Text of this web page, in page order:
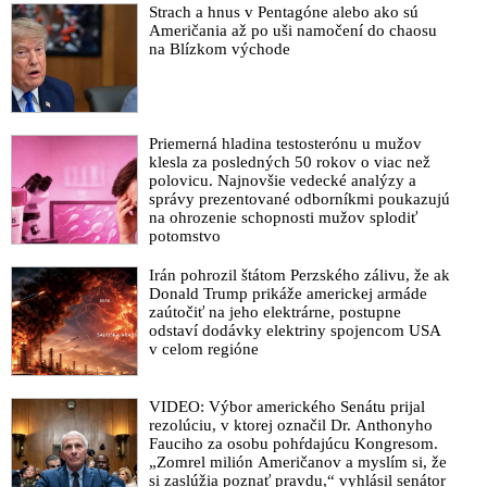
výsledky klinického testovania anticovidových injekcií od
Pfizeru a Moderny
VIDEO: Vládny splnomocnenec Kotlár položil SAV a ŠÚKL
vážne otázky týkajúce sa mRNA vakcín. Ľudské práva sú
Prezentoval zároveň obavy, že nezaočkovaní ľudia by mohli
cez krvnú transfúziu nedobrovoľne dostať očkovaciu látku
VIDEO: Premiér Fico spochybnil význam očkovania proti
koronavírusu a hovoril o experimentálnych vakcínach, ktoré
podľa neho spôsobujú ľuďom nielen vážne zdravotné
anticovidovými injekciami ide o obrovský biznis. „Je otázka
času, kedy zhromaždíme všetky informácie ohľadne covidu,“
vyhlásil v parlamente predseda vlády, keď reagoval na kritiku
vládneho splnomocnenca Petra Kotlára zo strany rusofóbneho
liberála Ondreja Dostála zo SaS, ktorý bol súčasťou vládnej
ochorenia Covid-19
VIDEO: „Hanbím sa za slovenských lekárov, ktorí sa nevedia
postaviť za mňa a proti očkovaniu mRNA injekciami. Tu došlo
pracovníkov?“ spýtal sa
Strach a hnus v Pentagóne alebo ako sú
Američania až po uši namočení do chaosu
na Blízkom východe
Priemerná hladina testosterónu u mužov
klesla za posledných 50 rokov o viac než
polovicu. Najnovšie vedecké analýzy a
správy prezentované odborníkmi poukazujú
na ohrozenie schopnosti mužov splodiť
potomstvo
Irán pohrozil štátom Perzského zálivu, že ak
Donald Trump prikáže americkej armáde
zaútočiť na jeho elektrárne, postupne
odstaví dodávky elektriny spojencom USA
v celom regióne
VIDEO: Výbor amerického Senátu prijal
rezolúciu, v ktorej označil Dr. Anthonyho
Fauciho za osobu pohŕdajúcu Kongresom.
„Zomrel milión Američanov a myslím si, že
si zaslúžia poznať pravdu,“ vyhlásil senátor